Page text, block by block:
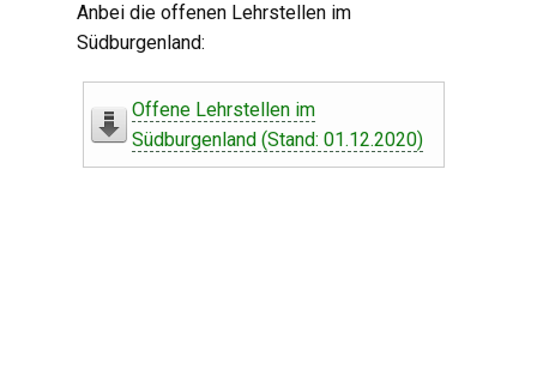
Anbei die offenen Lehrstellen im
Südburgenland:
Offene Lehrstellen im
Südburgenland (Stand: 01.12.2020)